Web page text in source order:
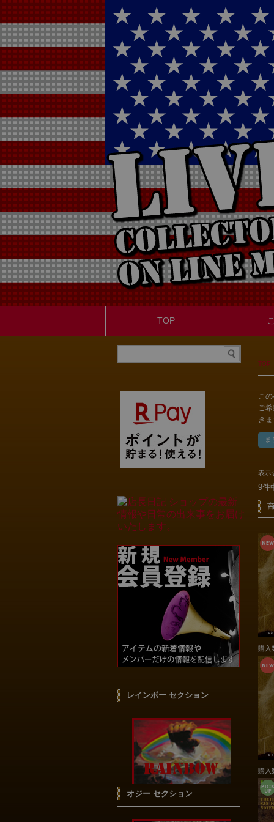
TOP
TOP
こ
ご
き
表示
9件
購入
購入
レインボー セクション
オジー セクション